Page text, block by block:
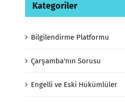
Kategoriler
Bilgilendirme Platformu
Çarşamba'nın Sorusu
Engelli ve Eski Hükümlüler